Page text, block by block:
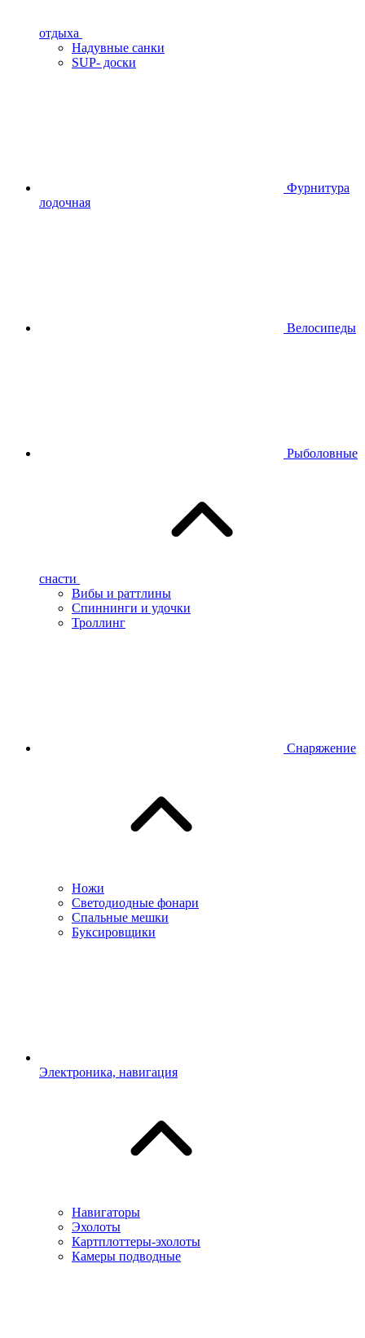
отдыха
Надувные санки
SUP- доски
Фурнитура
лодочная
Велосипеды
Рыболовные
снасти
Вибы и раттлины
Спиннинги и удочки
Троллинг
Снаряжение
Ножи
Светодиодные фонари
Спальные мешки
Буксировщики
Электроника, навигация
Навигаторы
Эхолоты
Картплоттеры-эхолоты
Камеры подводные